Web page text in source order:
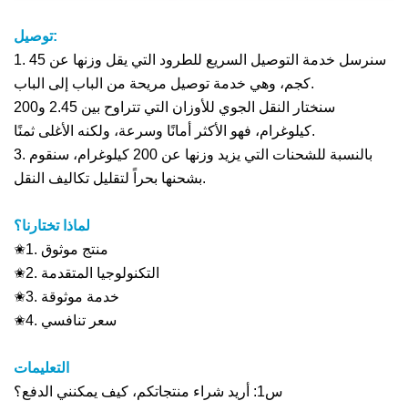
توصيل:
1. سنرسل خدمة التوصيل السريع للطرود التي يقل وزنها عن 45
كجم، وهي خدمة توصيل مريحة من الباب إلى الباب.
سنختار النقل الجوي للأوزان التي تتراوح بين 2.45 و200
كيلوغرام، فهو الأكثر أمانًا وسرعة، ولكنه الأغلى ثمنًا.
3. بالنسبة للشحنات التي يزيد وزنها عن 200 كيلوغرام، سنقوم
بشحنها بحراً لتقليل تكاليف النقل.
لماذا تختارنا؟
✬1. منتج موثوق
✬2. التكنولوجيا المتقدمة
✬3. خدمة موثوقة
✬4. سعر تنافسي
التعليمات
س1: أريد شراء منتجاتكم، كيف يمكنني الدفع؟